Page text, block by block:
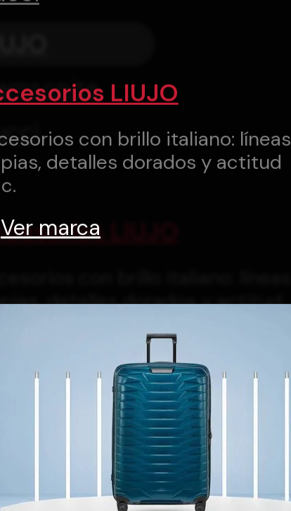
LIUJO
detalles dorados y actitud
Ver marca
LIUJO
con brillo italiano: líneas
detalles dorados y actitud
Ver marca